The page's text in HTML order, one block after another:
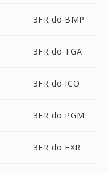
3FR do BMP
3FR do TGA
3FR do ICO
3FR do PGM
3FR do EXR